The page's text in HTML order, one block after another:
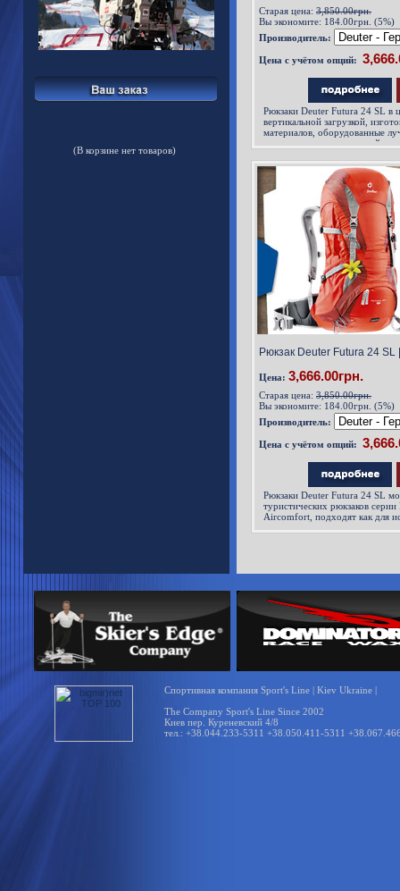
(В корзине нет товаров)
Старая цена: 3,850.00грн.
Вы экономите: 184.00грн. (5%)
Производитель:
Цена с учётом опций:
Рюкзаки Deuter Futura 24 SL в
вертикальной загрузкой,
материалов, оборудованные
для продолжительного
Рюкзак Deuter Futura 24
Цена: 3,666.00грн.
Старая цена: 3,850.00грн.
Вы экономите: 184.00грн. (5%)
Производитель:
Цена с учётом опций:
Рюкзаки Deuter Futura 24 SL
туристических рюкзаков
Aircomfort, подходят как для
Спортивная компания Sport's Line | Kiev Ukraine |
The Company Sport's Line Since 2002
Киев пер. Куреневский 4/8
тел.: +38.044.233-5311 +38.050.411-5311